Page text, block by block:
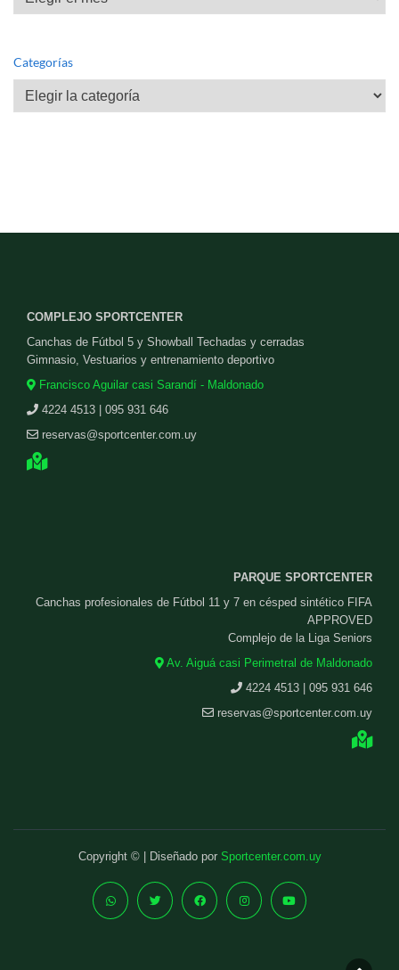
Categorías
Categorías
COMPLEJO SPORTCENTER
Canchas de Fútbol 5 y Showball Techadas y cerradas
Gimnasio, Vestuarios y entrenamiento deportivo
Francisco Aguilar casi Sarandí - Maldonado
4224 4513 | 095 931 646
reservas@sportcenter.com.uy
PARQUE SPORTCENTER
Canchas profesionales de Fútbol 11 y 7 en césped sintético FIFA
APPROVED
Complejo de la Liga Seniors
Av. Aiguá casi Perimetral de Maldonado
4224 4513 | 095 931 646
reservas@sportcenter.com.uy
Copyright © | Diseñado por Sportcenter.com.uy